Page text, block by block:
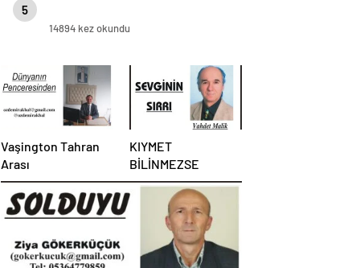
5
14894 kez okundu
Vaşington Tahran
Arası
KIYMET
BİLİNMEZSE